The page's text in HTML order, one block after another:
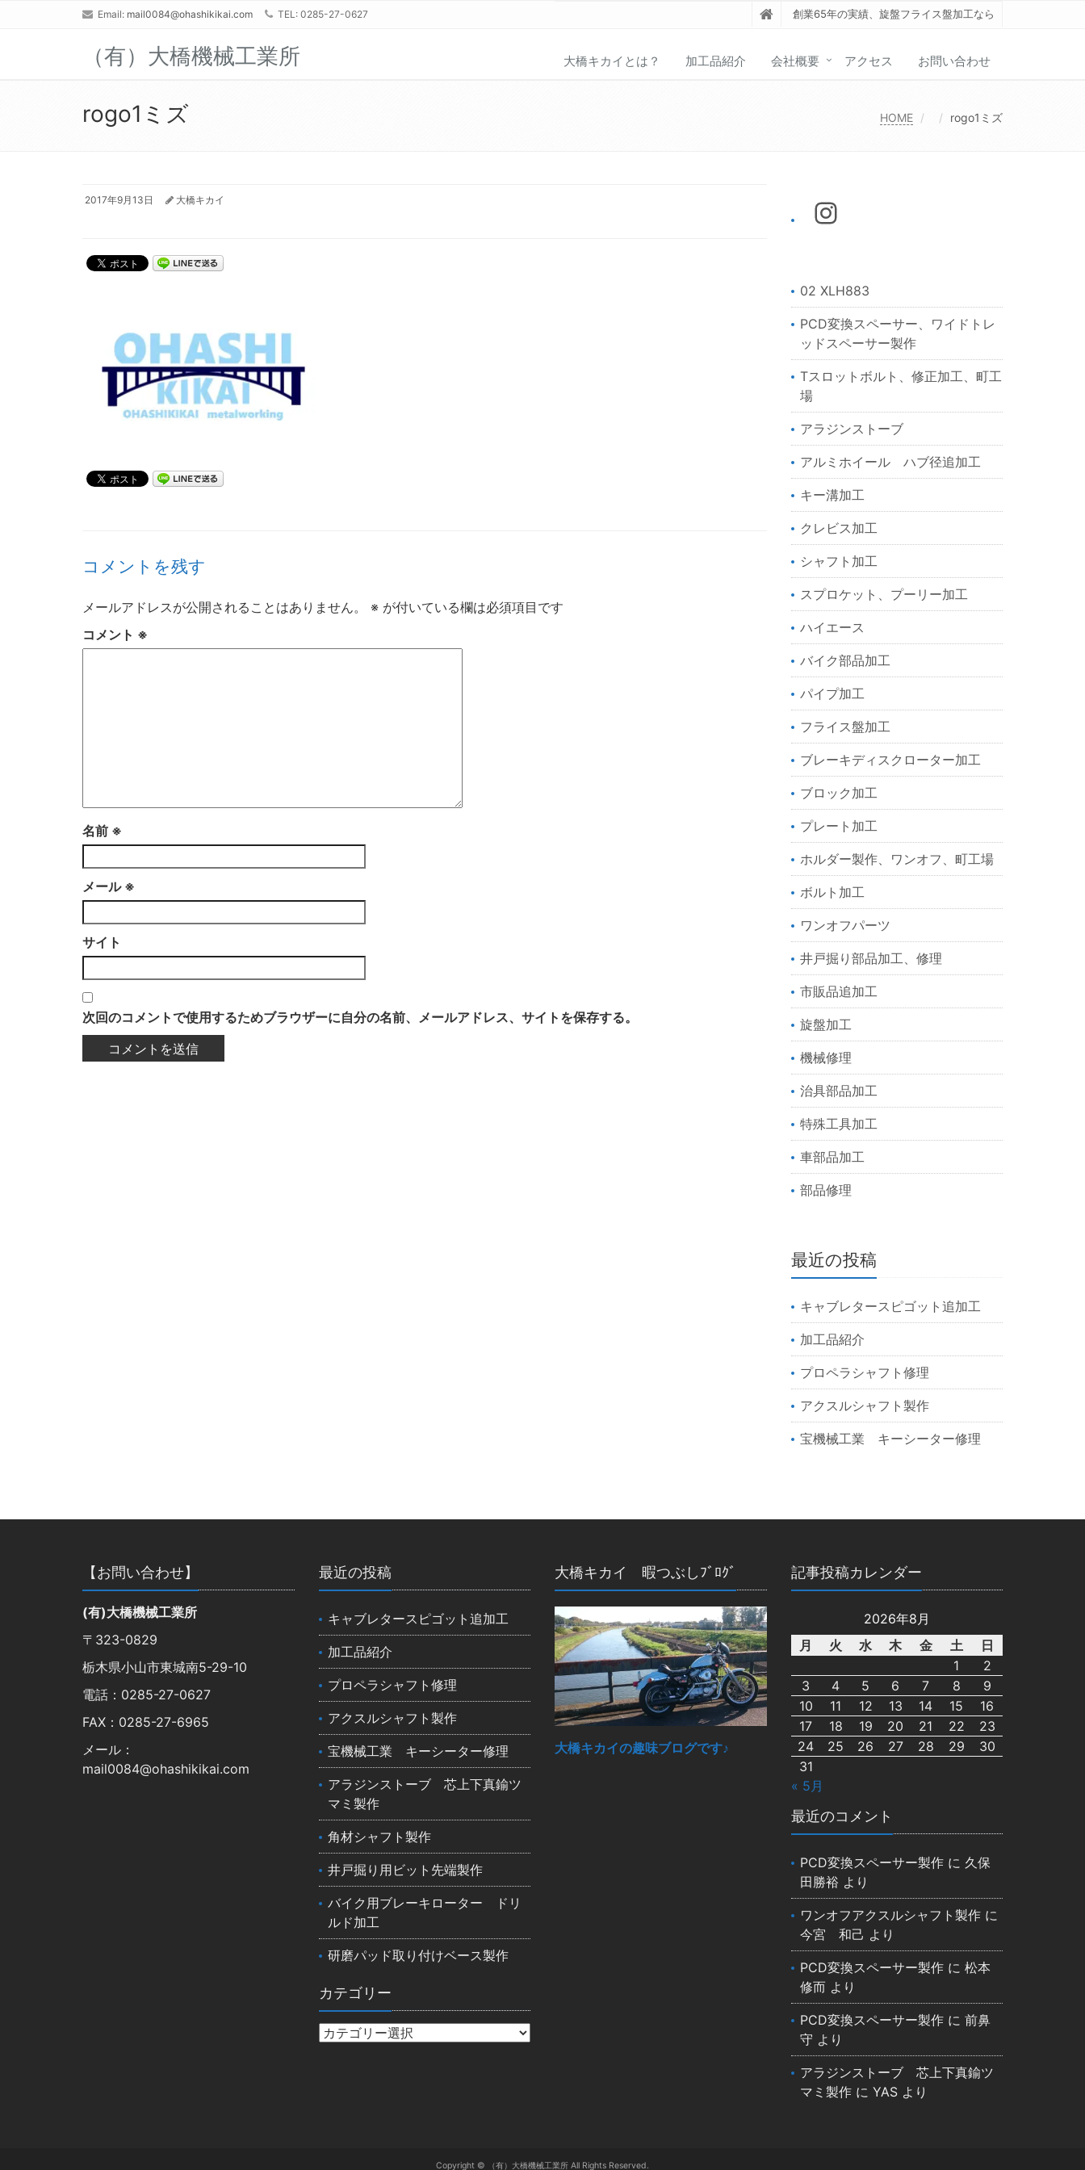
Email: mail0084@ohashikikai.com TEL: 0285-27-0627 創業65年の実績、旋盤フライス盤加工なら
（有）大橋機械工業所 大橋キカイとは？ 加工品紹介 会社概要 アクセス お問い合わせ
rogo1ミズ HOME rogo1ミズ
2017年9月13日 大橋キカイ
コメントを残す
メールアドレスが公開されることはありません。 ※ が付いている欄は必須項目です
コメント ※
名前 ※
メール ※
サイト
次回のコメントで使用するためブラウザーに自分の名前、メールアドレス、サイトを保存する。
02 XLH883
PCD変換スペーサー、ワイドトレ
ッドスペーサー製作
Tスロットボルト、修正加工、町工
場
アラジンストーブ
アルミホイール ハブ径追加工
キー溝加工
クレビス加工
シャフト加工
スプロケット、プーリー加工
ハイエース
バイク部品加工
パイプ加工
フライス盤加工
ブレーキディスクローター加工
ブロック加工
プレート加工
ホルダー製作、ワンオフ、町工場
ボルト加工
ワンオフパーツ
井戸掘り部品加工、修理
市販品追加工
旋盤加工
機械修理
治具部品加工
特殊工具加工
車部品加工
部品修理
最近の投稿
キャブレタースピゴット追加工
加工品紹介
プロペラシャフト修理
アクスルシャフト製作
宝機械工業 キーシーター修理
【お問い合わせ】
(有)大橋機械工業所
〒323-0829
栃木県小山市東城南5-29-10
電話：0285-27-0627
FAX：0285-27-6965
メール：
mail0084@ohashikikai.com
最近の投稿
キャブレタースピゴット追加工
加工品紹介
プロペラシャフト修理
アクスルシャフト製作
宝機械工業 キーシーター修理
アラジンストーブ 芯上下真鍮ツ
マミ製作
角材シャフト製作
井戸掘り用ビット先端製作
バイク用ブレーキローター ドリ
ルド加工
研磨パッド取り付けベース製作
カテゴリー
大橋キカイ 暇つぶしﾌﾞﾛｸﾞ
大橋キカイの趣味ブログです♪
記事投稿カレンダー
2026年8月
月
火 水 木 金 土
日
1
2
3
4 5 6 7 8
9
10
11 12 13 14 15
16
17
18 19 20 21 22
23
24
25 26 27 28 29
30
31
« 5月
最近のコメント
PCD変換スペーサー製作に 久保
田勝裕より
ワンオフアクスルシャフト製作に
今宮 和己 より
PCD変換スペーサー製作に 松本
修而より
PCD変換スペーサー製作に 前鼻
守 より
アラジンストーブ 芯上下真鍮ツ
マミ製作に YASより
Copyright © （有）大橋機械工業所 All Rights Reserved.